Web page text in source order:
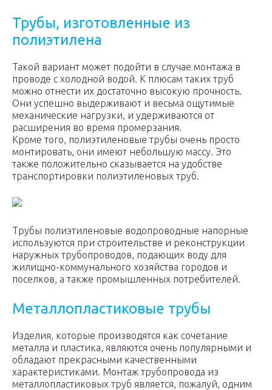
Трубы, изготовленные из
полиэтилена
Такой вариант может подойти в случае монтажа в
проводе с холодной водой. К плюсам таких труб
можно отнести их достаточно высокую прочность.
Они успешно выдерживают и весьма ощутимые
механические нагрузки, и удерживаются от
расширения во время промерзания.
Кроме того, полиэтиленовые трубы очень просто
монтировать, они имеют небольшую массу. Это
также положительно сказывается на удобстве
транспортировки полиэтиленовых труб.
Трубы полиэтиленовые водопроводные напорные
используются при строительстве и реконструкции
наружных трубопроводов, подающих воду для
жилищно-коммунального хозяйства городов и
поселков, а также промышленных потребителей.
Металлопластиковые трубы
Изделия, которые производятся как сочетание
металла и пластика, являются очень популярными и
обладают прекрасными качественными
характеристиками. Монтаж трубопровода из
металлопластиковых труб является, пожалуй, одним